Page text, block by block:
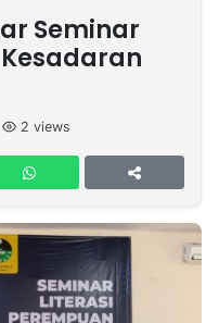
Seminar
2 views